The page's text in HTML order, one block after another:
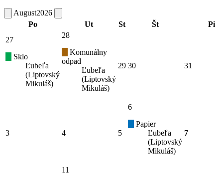
August2026
Po
Ut St Št
Pi
27
Sklo
Ľubeľa
(Liptovský
Mikuláš)
28
Komunálny
odpad
Ľubeľa
(Liptovský
Mikuláš)
29 30 31
3 4 5
6
Papier
Ľubeľa
(Liptovský
Mikuláš)
7
11